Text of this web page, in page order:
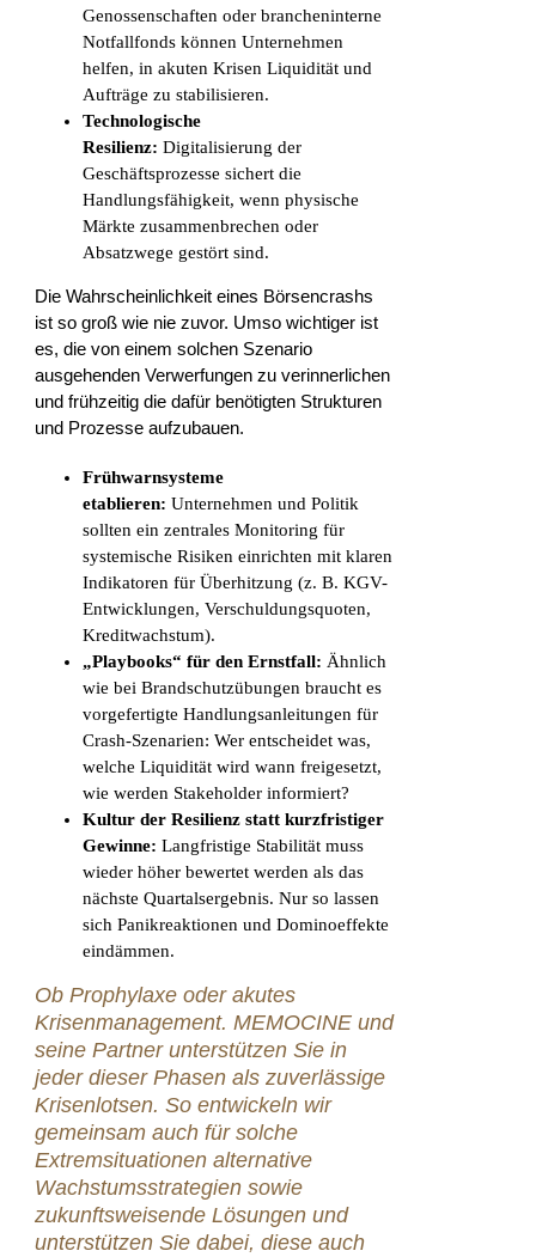
Genossenschaften oder brancheninterne
Notfallfonds können Unternehmen
helfen, in akuten Krisen Liquidität und
Aufträge zu stabilisieren.
Technologische
Resilienz:Digitalisierung der
Geschäftsprozesse sichert die
Handlungsfähigkeit, wenn physische
Märkte zusammenbrechen oder
Absatzwege gestört sind.
Die Wahrscheinlichkeit eines Börsencrashs
ist so groß wie nie zuvor. Umso wichtiger ist
es, die von einem solchen Szenario
ausgehenden Verwerfungen zu verinnerlichen
und frühzeitig die dafür benötigten Strukturen
und Prozesse aufzubauen.
Frühwarnsysteme
etablieren:Unternehmen und Politik
sollten ein zentrales Monitoring für
systemische Risiken einrichten mit klaren
Indikatoren für Überhitzung (z. B. KGV-
Entwicklungen, Verschuldungsquoten,
Kreditwachstum).
„Playbooks“ für den Ernstfall:Ähnlich
wie bei Brandschutzübungen braucht es
vorgefertigte Handlungsanleitungen für
Crash-Szenarien: Wer entscheidet was,
welche Liquidität wird wann freigesetzt,
wie werden Stakeholder informiert?
Kultur der Resilienz statt kurzfristiger
Gewinne:Langfristige Stabilität muss
wieder höher bewertet werden als das
nächste Quartalsergebnis. Nur so lassen
sich Panikreaktionen und Dominoeffekte
eindämmen.
Ob Prophylaxe oder akutes
Krisenmanagement. MEMOCINE und
seine Partner unterstützen Sie in
jeder dieser Phasen als zuverlässige
Krisenlotsen. So entwickeln wir
gemeinsam auch für solche
Extremsituationen alternative
Wachstumsstrategien sowie
zukunftsweisende Lösungen und
unterstützen Sie dabei, diese auch